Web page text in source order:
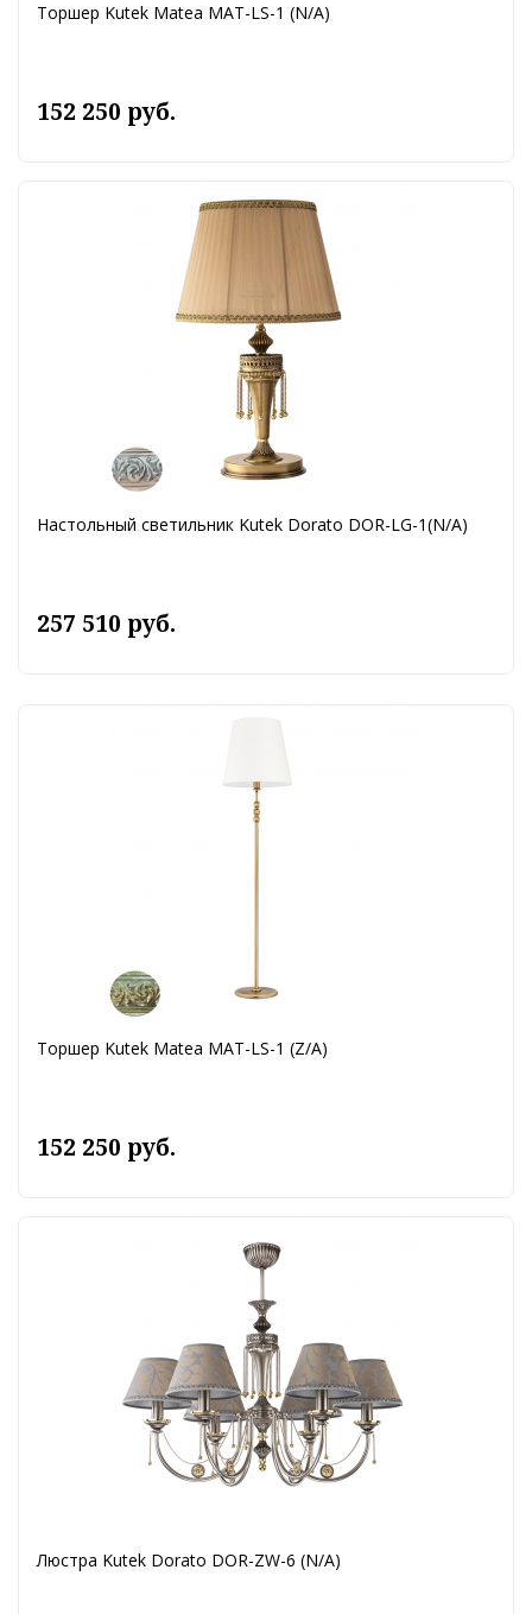
Торшер Kutek Matea MAT-LS-1 (N/A)
152 250 руб.
Настольный светильник Kutek Dorato DOR-LG-1(N/A)
257 510 руб.
Торшер Kutek Matea MAT-LS-1 (Z/A)
152 250 руб.
Люстра Kutek Dorato DOR-ZW-6 (N/A)